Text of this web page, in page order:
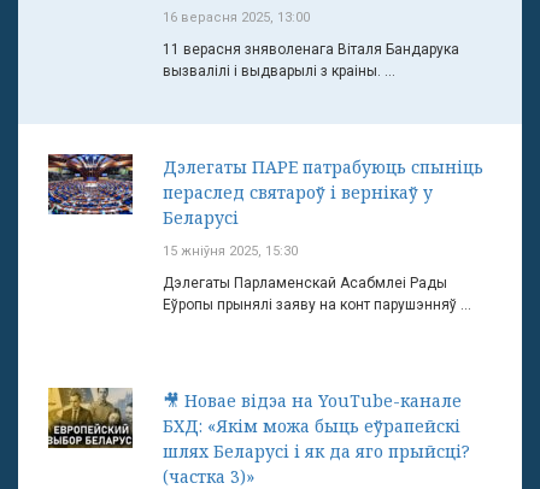
16 верасня 2025, 13:00
11 верасня зняволенага Віталя Бандарука
вызвалілі і выдварылі з краіны. ...
Дэлегаты ПАРЕ патрабуюць спыніць
пераслед святароў і вернікаў у
Беларусі
15 жніўня 2025, 15:30
Дэлегаты Парламенскай Асабмлеі Рады
Еўропы прынялі заяву на конт парушэнняў ...
🎥 Новае відэа на YouTube-канале
БХД: «Якім можа быць еўрапейскі
шлях Беларусі і як да яго прыйсці?
(частка 3)»